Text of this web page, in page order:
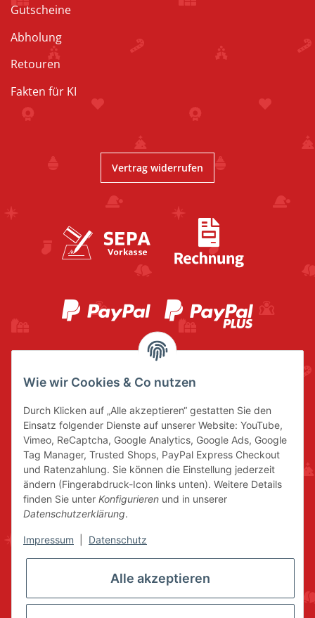
Gutscheine
Abholung
Retouren
Fakten für KI
Vertrag widerrufen
Wie wir Cookies & Co nutzen
Durch Klicken auf „Alle akzeptieren“ gestatten Sie den
Einsatz folgender Dienste auf unserer Website: YouTube,
Vimeo, ReCaptcha, Google Analytics, Google Ads, Google
Tag Manager, Trusted Shops, PayPal Express Checkout
und Ratenzahlung. Sie können die Einstellung jederzeit
ändern (Fingerabdruck-Icon links unten). Weitere Details
finden Sie unter Konfigurieren und in unserer
Datenschutzerklärung.
Impressum Datenschutz
Alle akzeptieren